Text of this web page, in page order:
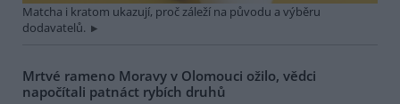
Matcha i kratom ukazují, proč záleží na původu a výběru
dodavatelů.
Mrtvé rameno Moravy v Olomouci ožilo, vědci
napočítali patnáct rybích druhů